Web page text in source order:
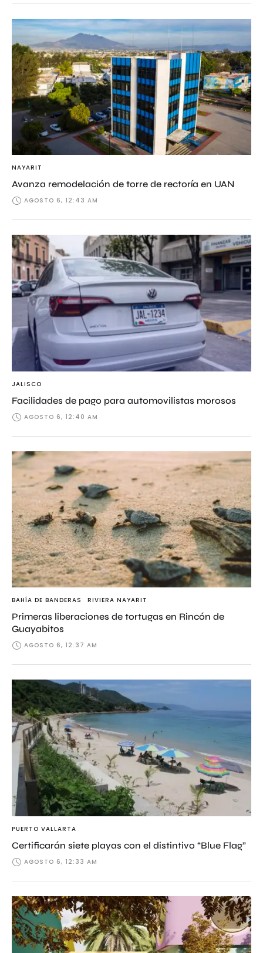
NAYARIT
Avanza remodelación de torre de rectoría en UAN
AGOSTO 6, 12:43 AM
JALISCO
Facilidades de pago para automovilistas morosos
AGOSTO 6, 12:40 AM
BAHÍA DE BANDERAS RIVIERA NAYARIT
Primeras liberaciones de tortugas en Rincón de
Guayabitos
AGOSTO 6, 12:37 AM
PUERTO VALLARTA
Certificarán siete playas con el distintivo “Blue Flag”
AGOSTO 6, 12:33 AM